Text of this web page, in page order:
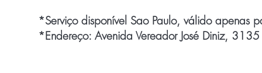
*Serviço disponível Sao Paulo, válido apenas
*Endereço: Avenida Vereador José Diniz,